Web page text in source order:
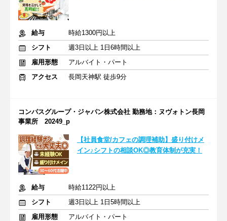
給与
時給1300円以上
シフト
週3日以上 1日6時間以上
雇用形態
アルバイト・パート
アクセス
長岡天神駅 徒歩9分
コンパスグループ・ジャパン株式会社 勤務地：ヌヴォトン長岡
事業所 20249_p
【社員食堂/カフェの調理補助】盛り付けメ
イン♪シフトの相談OK◎教育体制が充実！
給与
時給1122円以上
シフト
週3日以上 1日5時間以上
雇用形態
アルバイト・パート